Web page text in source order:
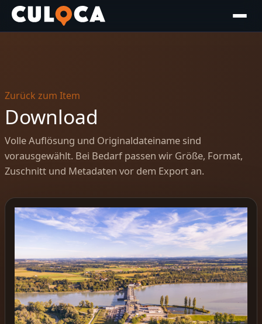
Zurück zum Item
Download
Volle Auflösung und Originaldateiname sind
vorausgewählt. Bei Bedarf passen wir Größe, Format,
Zuschnitt und Metadaten vor dem Export an.